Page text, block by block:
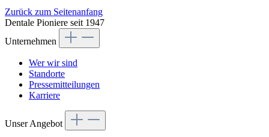
Zurück zum Seitenanfang
Dentale Pioniere seit 1947
Unternehmen
Wer wir sind
Standorte
Pressemitteilungen
Karriere
Unser Angebot